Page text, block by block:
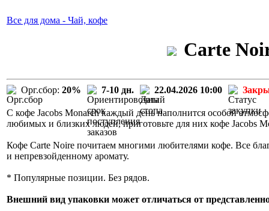
Все для дома - Чай, кофе
Carte
Орг.сбор: 20% 7-10 дн. 22.04.2026 10:00
С кофе Jacobs Monarch каждый день наполнится особой
любимых и близких людей, приготовьте для них кофе Jacobs
Кофе Carte Noire почитаем многими любителями кофе. Все
и непревзойденному аромату.
* Популярные позиции. Без рядов.
Внешний вид упаковки может отличаться от